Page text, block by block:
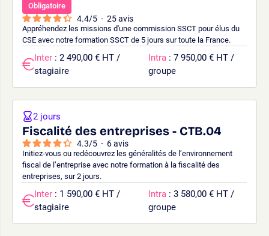
Obligatoire
4.4/5 - 25avis
Appréhendez les missions d'une commission SSCT pour élus du
CSE avec notre formation SSCT de 5 jours sur toute la France.
Inter : 2 490,00 € HT /
stagiaire
Intra : 7 950,00 € HT /
groupe
Fiscalité des entreprises - CTB.04
4.3/5 - 6avis
Initiez-vous ou redécouvrez les généralités de l’environnement
fiscal de l’entreprise avec notre formation à la fiscalité des
entreprises, sur 2 jours.
2 jours
Inter : 1 590,00 € HT /
stagiaire
Intra : 3 580,00 € HT /
groupe